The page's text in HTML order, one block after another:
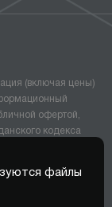
файлы
(включая цены)
офертой,
кодекса